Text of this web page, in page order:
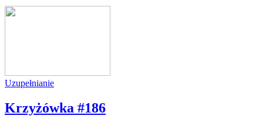
Uzupełnianie
Krzyżówka #186